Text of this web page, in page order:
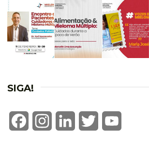
SIGA!
FacebookInstagramLinkedInTwitter